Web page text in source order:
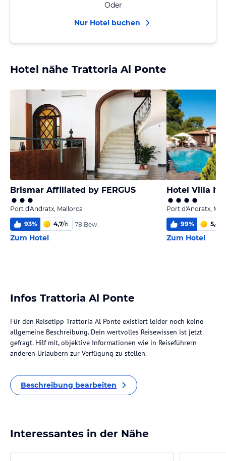
Oder
Nur Hotel buchen
Hotel nähe Trattoria Al Ponte
Brismar Affiliated by FERGUS
Port d'Andratx, Mallorca
93% 4,7/6 78 Bew.
Zum Hotel
Hotel Villa
Port d'Andratx,
99% 5,4
Zum Hotel
Infos Trattoria Al Ponte
Für den Reisetipp Trattoria Al Ponte existiert leider noch keine
allgemeine Beschreibung. Dein wertvolles Reisewissen ist jetzt
gefragt. Hilf mit, objektive Informationen wie in Reiseführern
anderen Urlaubern zur Verfügung zu stellen.
Beschreibung bearbeiten
Interessantes in der Nähe